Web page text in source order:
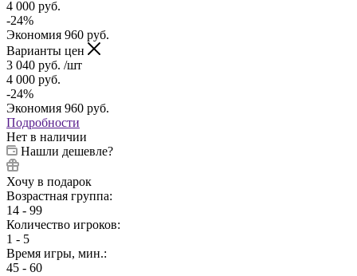
4 000 руб.
-24%
Экономия 960 руб.
Варианты цен
3 040 руб. /шт
4 000 руб.
-24%
Экономия 960 руб.
Подробности
Нет в наличии
Нашли дешевле?
Хочу в подарок
Возрастная группа:
14 - 99
Количество игроков:
1 - 5
Время игры, мин.:
45 - 60